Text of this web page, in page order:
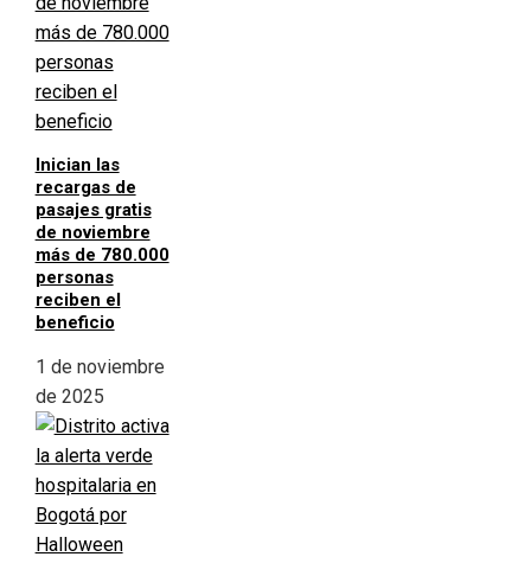
Inician las
recargas de
pasajes gratis
de noviembre
más de 780.000
personas
reciben el
beneficio
1 de noviembre
de 2025